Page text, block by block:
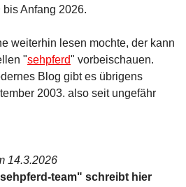
Anfang 2026.
weiterhin lesen mochte, der kann
"sehpferd" vorbeischauen.
Blog gibt es übrigens
2003. also seit ungefähr
14.3.2026
team" schreibt hier